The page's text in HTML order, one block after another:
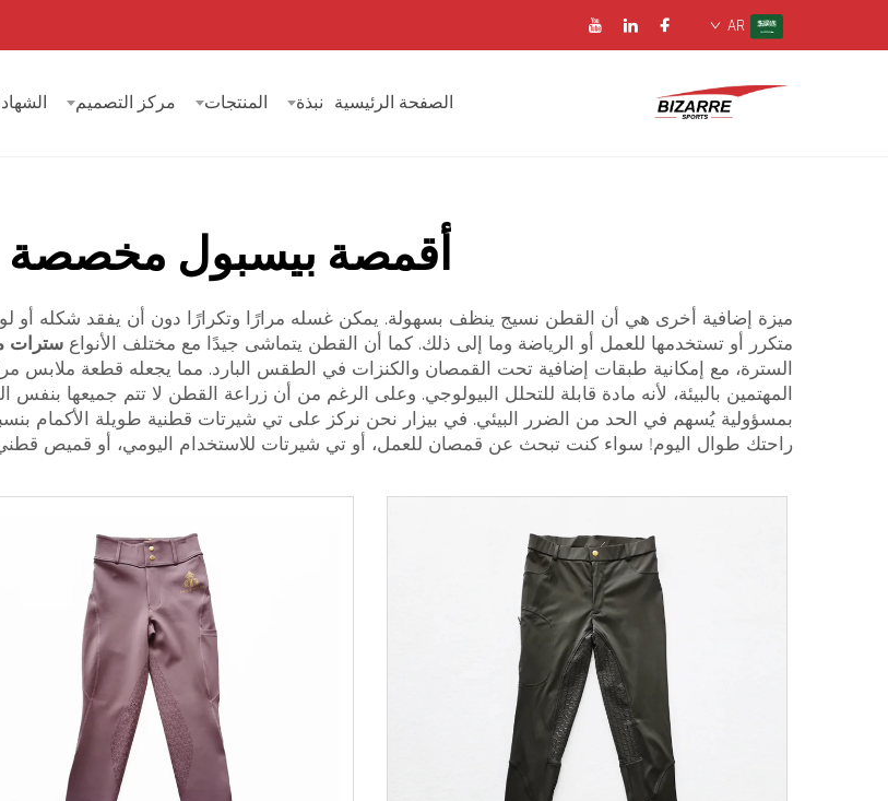
AR
الصفحة الرئيسية نبذة المنتجات مركز التصميم
أقمصة بيسبول مخصصة
ميزة إضافية أخرى هي أن القطن نسيج ينظف بسهولة. يمكن غسله مرارًا وتكرارًا دون أن يفقد شكله أو
متكرر أو تستخدمها للعمل أو الرياضة وما إلى ذلك. كما أن القطن يتماشى جيدًا مع مختلف الأنواع سترات
السترة، مع إمكانية طبقات إضافية تحت القمصان والكنزات في الطقس البارد. مما يجعله قطعة ملابس
المهتمين بالبيئة، لأنه مادة قابلة للتحلل البيولوجي. وعلى الرغم من أن زراعة القطن لا تتم جميعها
راحتك طوال اليوم! سواء كنت تبحث عن قمصان للعمل، أو تي شيرتات للاستخدام اليومي، أو قميص